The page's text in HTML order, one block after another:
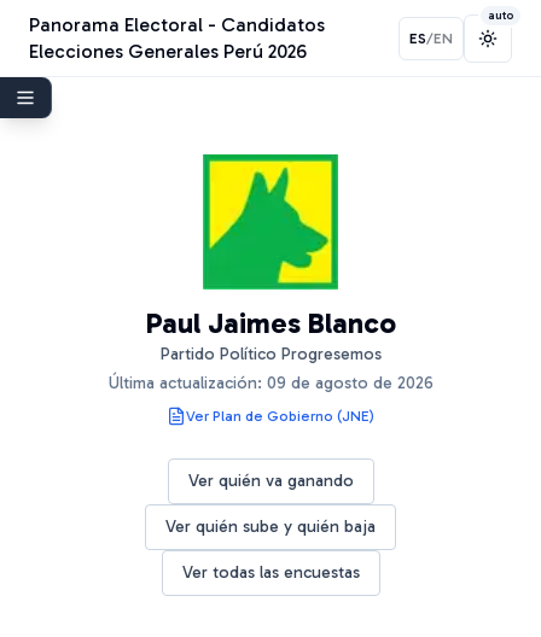
Panorama Electoral - Candidatos
Elecciones Generales Perú 2026
ES/EN
auto
Paul Jaimes Blanco
Partido Político Progresemos
Última actualización: 09 de agosto de 2026
Ver Plan de Gobierno (JNE)
Ver quién va ganando
Ver quién sube y quién baja
Ver todas las encuestas